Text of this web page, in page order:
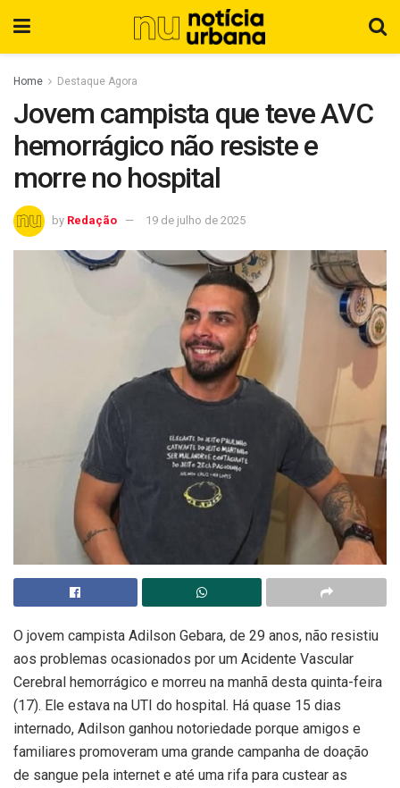
Home Destaque Agora
Jovem campista que teve AVC
hemorrágico não resiste e
morre no hospital
by Redação 19 de julho de 2025
O jovem campista Adilson Gebara, de 29 anos, não resistiu
aos problemas ocasionados por um Acidente Vascular
Cerebral hemorrágico e morreu na manhã desta quinta-feira
(17). Ele estava na UTI do hospital. Há quase 15 dias
internado, Adilson ganhou notoriedade porque amigos e
familiares promoveram uma grande campanha de doação
de sangue pela internet e até uma rifa para custear as